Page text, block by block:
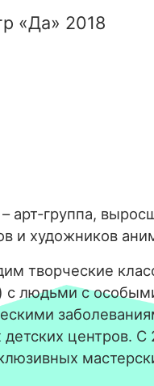
«Да» 2018
арт-группа,
и художников
творческие
с людьми с
детских центров.